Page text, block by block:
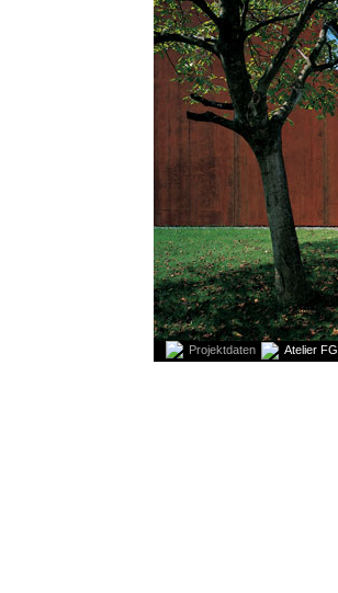
Projektdaten Atelier FG